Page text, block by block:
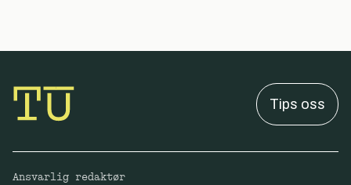
Tips oss
Ansvarlig redaktør